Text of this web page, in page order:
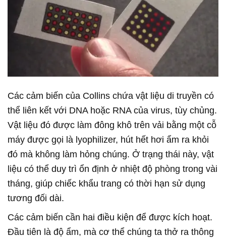
Các cảm biến của Collins chứa vật liệu di truyền có
thể liên kết với DNA hoặc RNA của virus, tùy chủng.
Vật liệu đó được làm đông khô trên vải bằng một cỗ
máy được gọi là lyophilizer, hút hết hơi ẩm ra khỏi
đó mà không làm hỏng chúng. Ở trạng thái này, vật
liệu có thể duy trì ổn định ở nhiệt độ phòng trong vài
tháng, giúp chiếc khẩu trang có thời hạn sử dụng
tương đối dài.
Các cảm biến cần hai điều kiện để được kích hoạt.
Đầu tiên là độ ẩm, mà cơ thể chúng ta thở ra thông